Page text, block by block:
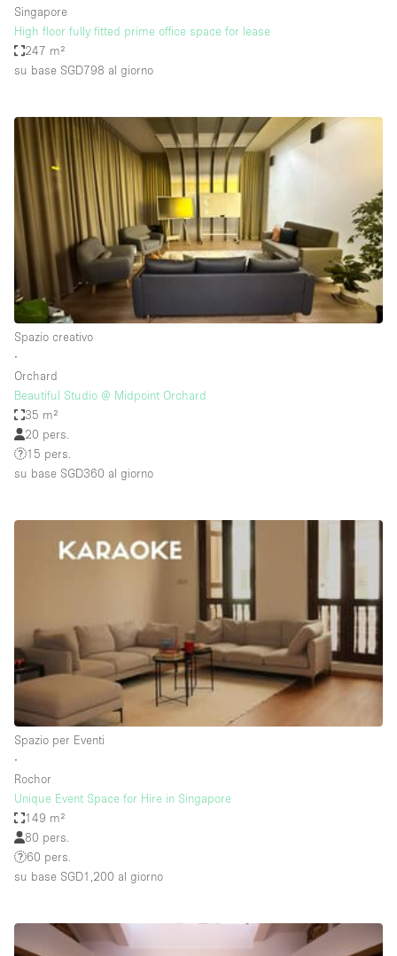
Atelier / Laboratorio
Camion
Container
Fiera/festival
Galleria d'arte
Hall
Imbarcazione
Magazzino
Negozio in centro commerciale
Sala conferenze
Sala riunioni
Salone
Spazio creativo
Spazio per Eventi
Stand / Bancarella
Stand / Chiosco / Stand
Studio fotografico / riprese
Terrazzo
Dotazioni dello spazio
Ampia Porta d'Ingresso
Singapore
High floor fully fitted prime office space for lease
247 m²
su base SGD798 al giorno
Spazio creativo
∙
Orchard
Beautiful Studio @ Midpoint Orchard
35 m²
20 pers.
15 pers.
su base SGD360 al giorno
Spazio per Eventi
∙
Rochor
Unique Event Space for Hire in Singapore
149 m²
80 pers.
60 pers.
su base SGD1,200 al giorno